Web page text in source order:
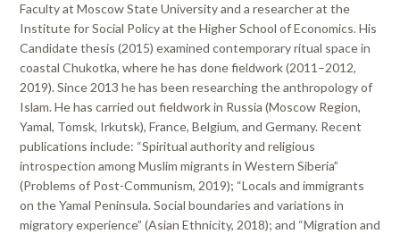
Faculty at Moscow State University and a researcher at the
Institute for Social Policy at the Higher School of Economics. His
Candidate thesis (2015) examined contemporary ritual space in
coastal Chukotka, where he has done fieldwork (2011–2012,
2019). Since 2013 he has been researching the anthropology of
Islam. He has carried out fieldwork in Russia (Moscow Region,
Yamal, Tomsk, Irkutsk), France, Belgium, and Germany. Recent
publications include: “Spiritual authority and religious
introspection among Muslim migrants in Western Siberia”
(Problems of Post-Communism, 2019); “Locals and immigrants
on the Yamal Peninsula. Social boundaries and variations in
migratory experience” (Asian Ethnicity, 2018); and “Migration and